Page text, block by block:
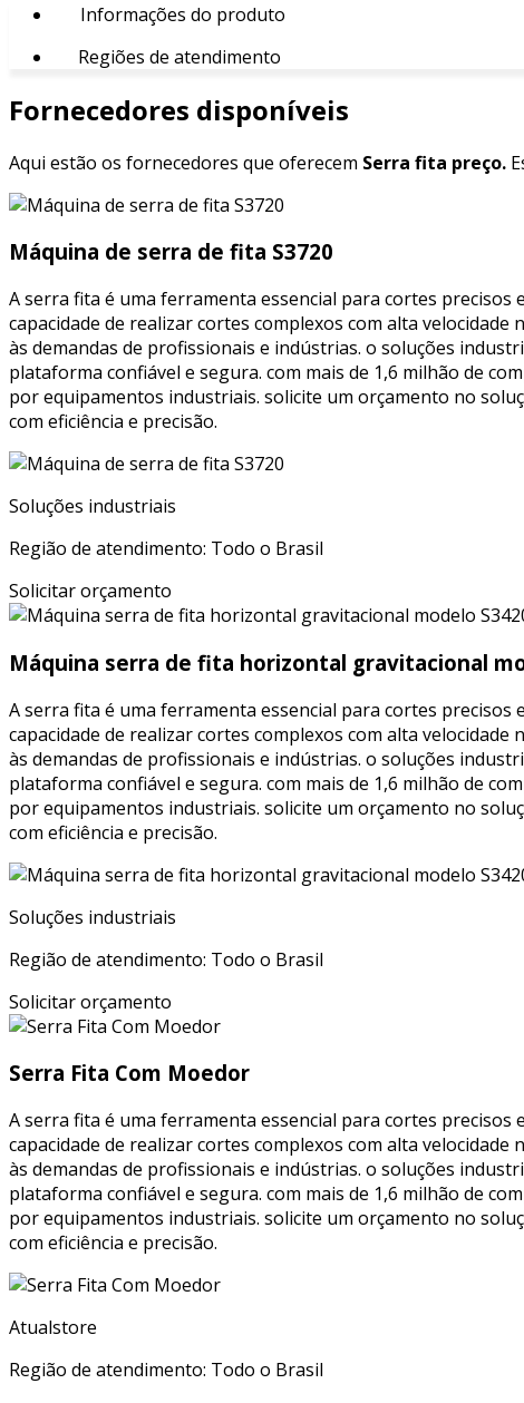
Informações do produto
Regiões de atendimento
Fornecedores disponíveis
Aqui estão os fornecedores que oferecem Serra fita preço.
Máquina de serra de fita S3720
A serra fita é uma ferramenta essencial para cortes precisos
capacidade de realizar cortes complexos com alta
às demandas de profissionais e indústrias. o soluções
plataforma confiável e segura. com mais de 1,6 milhão de
por equipamentos industriais. solicite um orçamento no
com eficiência e precisão.
Soluções industriais
Região de atendimento: Todo o Brasil
Solicitar orçamento
Máquina serra de fita horizontal gravitacional
A serra fita é uma ferramenta essencial para cortes precisos
capacidade de realizar cortes complexos com alta
às demandas de profissionais e indústrias. o soluções
plataforma confiável e segura. com mais de 1,6 milhão de
por equipamentos industriais. solicite um orçamento no
com eficiência e precisão.
Soluções industriais
Região de atendimento: Todo o Brasil
Solicitar orçamento
Serra Fita Com Moedor
A serra fita é uma ferramenta essencial para cortes precisos
capacidade de realizar cortes complexos com alta
às demandas de profissionais e indústrias. o soluções
plataforma confiável e segura. com mais de 1,6 milhão de
por equipamentos industriais. solicite um orçamento no
com eficiência e precisão.
Atualstore
Região de atendimento: Todo o Brasil